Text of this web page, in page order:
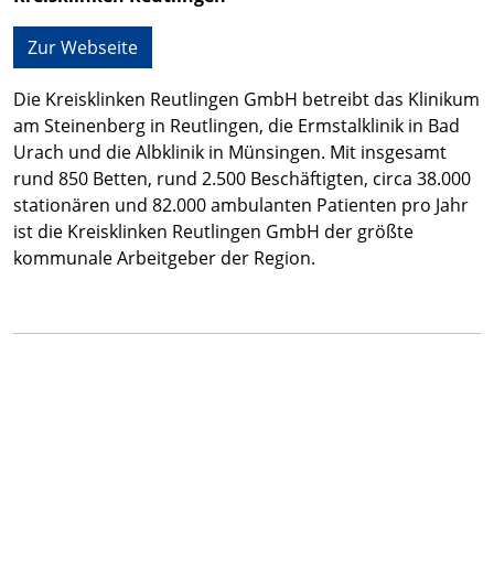
Zur Webseite
Die Kreisklinken Reutlingen GmbH betreibt das Klinikum
am Steinenberg in Reutlingen, die Ermstalklinik in Bad
Urach und die Albklinik in Münsingen. Mit insgesamt
rund 850 Betten, rund 2.500 Beschäftigten, circa 38.000
stationären und 82.000 ambulanten Patienten pro Jahr
ist die Kreisklinken Reutlingen GmbH der größte
kommunale Arbeitgeber der Region.